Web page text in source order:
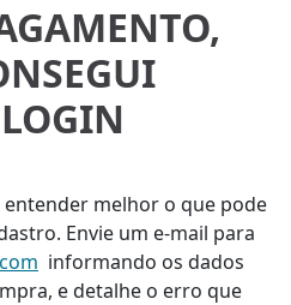
entender melhor o que pode
Envie um e-mail para
informando os dados
e detalhe o erro que